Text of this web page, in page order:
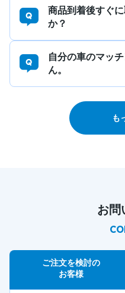
商品到着後すぐ
か？
自分の車のマッ
ん。
も
お問
ご注文を検討の
お客様